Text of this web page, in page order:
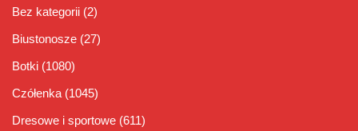
Bez kategorii (2)
Biustonosze (27)
Botki (1080)
Czółenka (1045)
Dresowe i sportowe (611)